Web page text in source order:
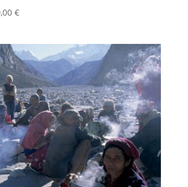
€Fascia
da
220,00 €
490,00 €